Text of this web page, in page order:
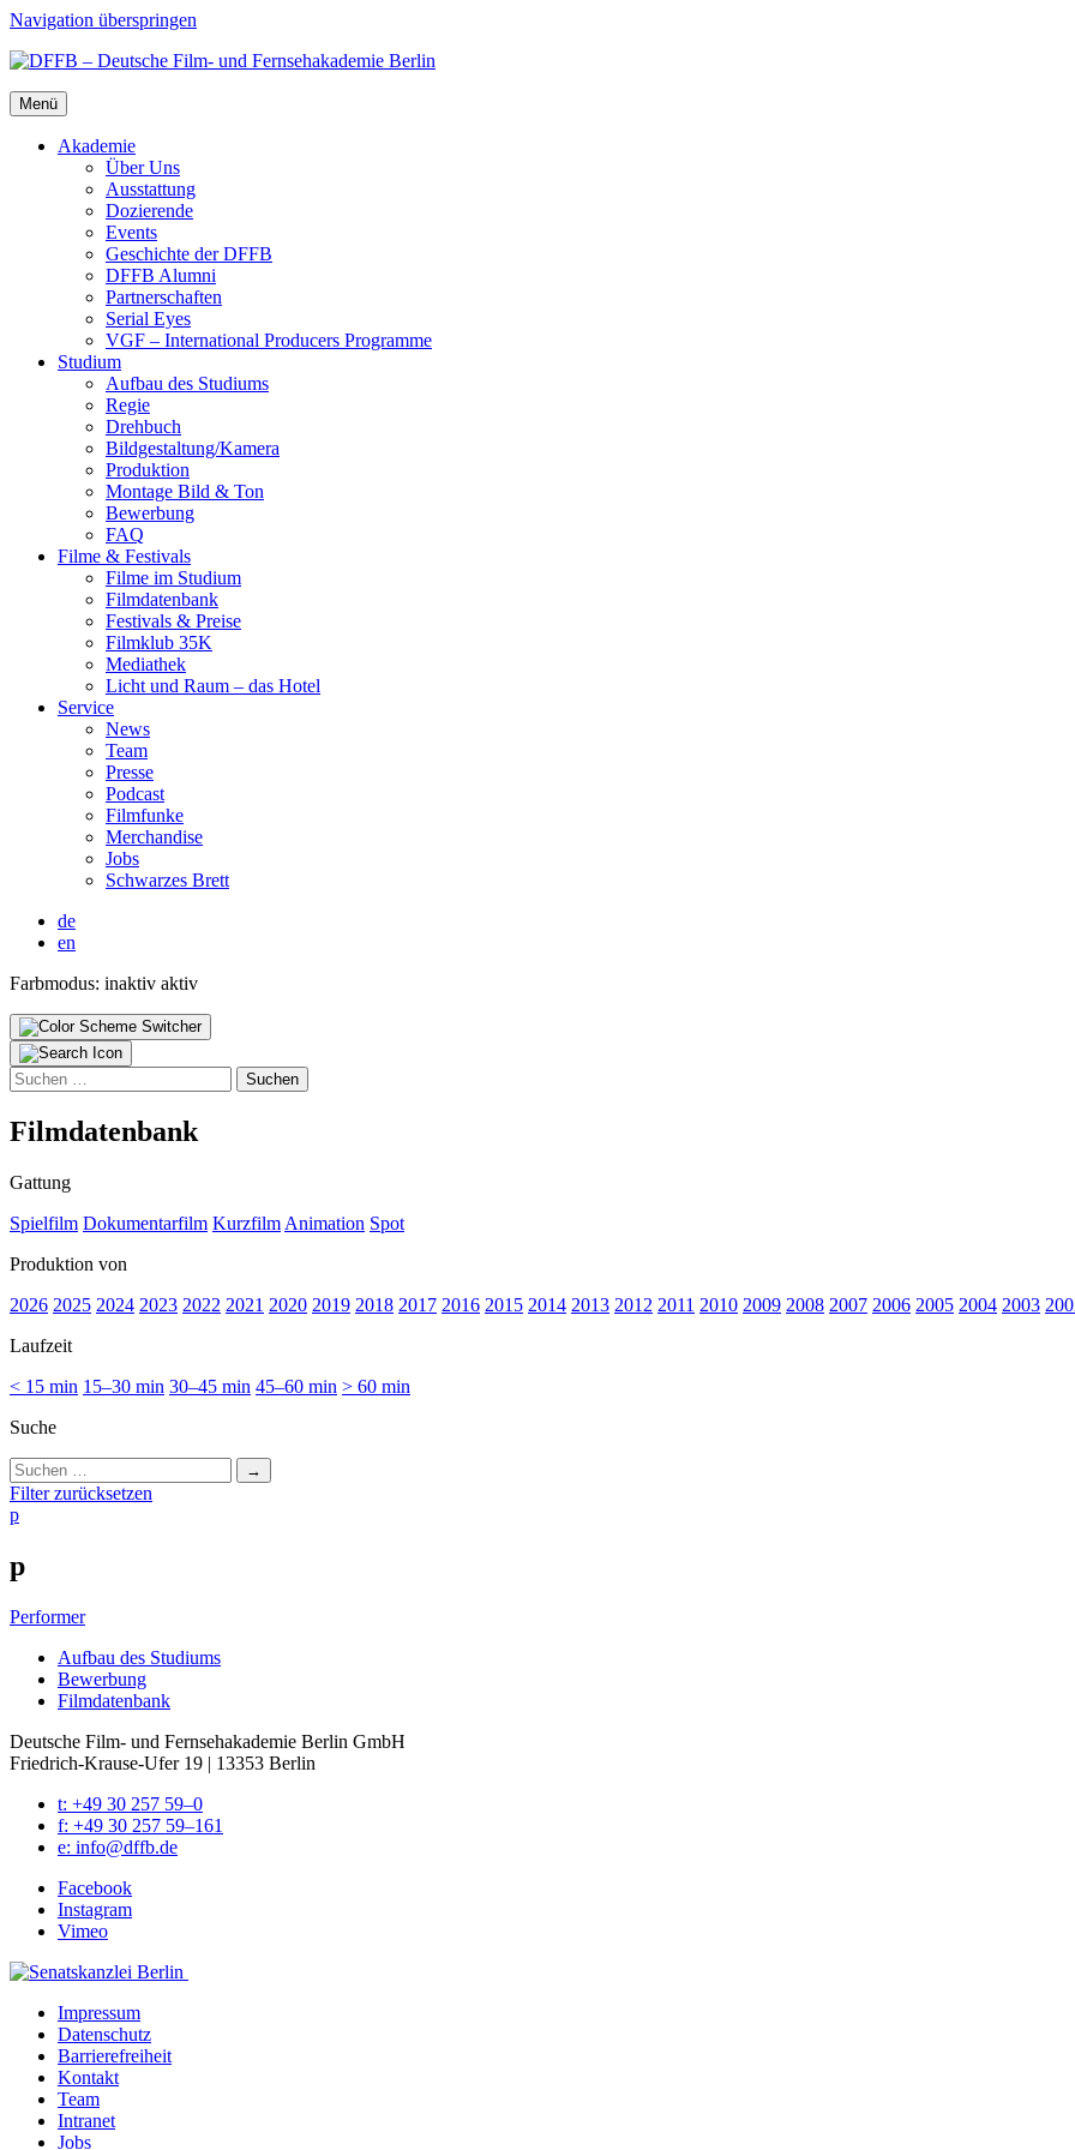
Navigation überspringen
Menü
Aka­de­mie
Über Uns
Aus­stat­tung
Dozie­ren­de
Events
Geschich­te der DFFB
DFFB Alum­ni
Part­ner­schaf­ten
Seri­al Eyes
VGF – Inter­na­tio­nal Pro­du­cers Pro­gram­me
Stu­di­um
Auf­bau des Stu­di­ums
Regie
Dreh­buch
Bildgestaltung/​​Kamera
Pro­duk­ti­on
Mon­ta­ge Bild & Ton
Bewer­bung
FAQ
Fil­me & Fes­ti­vals
Fil­me im Stu­di­um
Film­da­ten­bank
Fes­ti­vals & Prei­se
Film­klub 35K
Media­thek
Licht und Raum – das Hotel
Ser­vice
News
Team
Pres­se
Pod­cast
Film­fun­ke
Mer­chan­di­se
Jobs
Schwar­zes Brett
de
en
Farbmodus: inaktiv aktiv
Suchen
nach:
Film­da­ten­bank
Gattung
Spielfilm Dokumentarfilm Kurzfilm Animation Spot
Produktion von
2026 2025 2024 2023 2022 2021 2020 2019 2018 2017 2016 2015 2014 2013 2012 2011 2010 2009 2008 2007 2006 2005 2004 2003
Laufzeit
< 15 min 15–30 min 30–45 min 45–60 min > 60 min
Suche
Suchen
nach:
Filter zurücksetzen
p
p
Performer
Auf­bau des Stu­di­ums
Bewer­bung
Film­da­ten­bank
Deutsche Film- und Fernseh­akademie Berlin GmbH
Friedrich-Krause-Ufer 19 | 13353 Berlin
t: +49 30 257 59–0
f: +49 30 257 59–161
e: info@​dffb.​de
Face­book
Insta­gram
Vimeo
Impres­sum
Daten­schutz
Bar­rie­re­frei­heit
Kon­takt
Team
Intra­net
Jobs